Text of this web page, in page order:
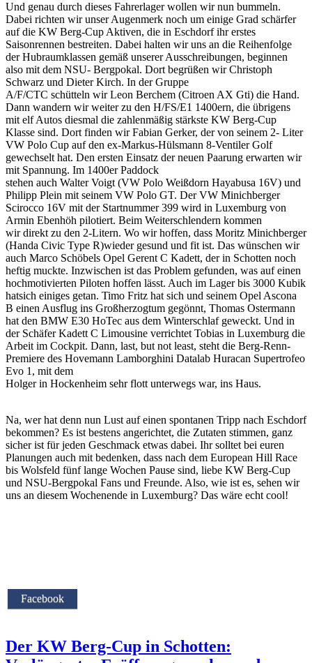
Und genau durch dieses Fahrerlager wollen wir nun bummeln.
Dabei richten wir unser Augenmerk noch um einige Grad schärfer
auf die KW Berg-Cup Aktiven, die in Eschdorf ihr erstes
Saisonrennen bestreiten. Dabei halten wir uns an die Reihenfolge
der Hubraumklassen gemäß unserer Ausschreibungen, beginnen
also mit dem NSU- Bergpokal. Dort begrüßen wir Christoph
Schwarz und Dieter Kirch. In der Gruppe
A/F/CTC schütteln wir Leon Berchem (Citroen AX Gti) die Hand.
Dann wandern wir weiter zu den H/FS/E1 1400ern, die übrigens
mit elf Autos diesmal die zahlenmäßig stärkste KW Berg-Cup
Klasse sind. Dort finden wir Fabian Gerker, der von seinem 2- Liter
VW Polo Cup auf den ex-Markus-Hülsmann 8-Ventiler Golf
gewechselt hat. Den ersten Einsatz der neuen Paarung erwarten wir
mit Spannung. Im 1400er Paddock
stehen auch Walter Voigt (VW Polo Weißdorn Hayabusa 16V) und
Philipp Plein mit seinem VW Polo GT. Der VW Minichberger
Scirocco 16V mit der Startnummer 399 wird in Luxemburg von
Armin Ebenhöh pilotiert. Beim Weiterschlendern kommen
wir direkt zu den 2-Litern. Wo wir hoffen, dass Moritz Minichberger
(Handa Civic Type R)wieder gesund und fit ist. Das wünschen wir
auch Marco Schöbels Opel Gerent C Kadett, der in Schotten noch
heftig muckte. Inzwischen ist das Problem gefunden, was auf einen
hochmotivierten Piloten hoffen lässt. Auch im Lager bis 3000 Kubik
hatsich einiges getan. Timo Fritz hat sich und seinem Opel Ascona
B einen Ausflug ins Großherzogtum gegönnt, Thomas Ostermann
hat den BMW E30 HoTec aus dem Winterschlaf geweckt. Und in
der Schäfer Kadett C Limousine verrichtet Tobias in Luxemburg die
Arbeit im Cockpit. Dann, last, but not least, steht die Berg-Renn-
Premiere des Hovemann Lamborghini Datalab Huracan Supertrofeo
Evo 1, mit dem
Holger in Hockenheim sehr flott unterwegs war, ins Haus.
Na, wer hat denn nun Lust auf einen spontanen Tripp nach Eschdorf
bekommen? Es ist bestens angerichtet, die Zutaten stimmen, ganz
sicher ist für jeden Geschmack etwas dabei. Ihr solltet bei euren
Planungen auch mit bedenken, dass nach dem European Hill Race
bis Wolsfeld fünf lange Wochen Pause sind, liebe KW Berg-Cup
und NSU-Bergpokal Fans und Freunde. Also, wie ist es, sehen wir
uns an diesem Wochenende in Luxemburg? Das wäre echt cool!
Facebook
Der KW Berg-Cup in Schotten: